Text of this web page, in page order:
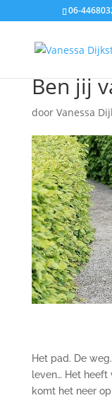
06-
Ben jij
door Vanessa
Het pad. De
leven… Het
komt het neer